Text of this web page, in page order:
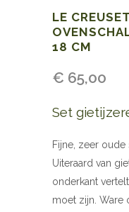
LE
18 CM
€ 65,00
Set
Fijne, zeer oude
Uiteraard van
onderkant
moet zijn. Ware